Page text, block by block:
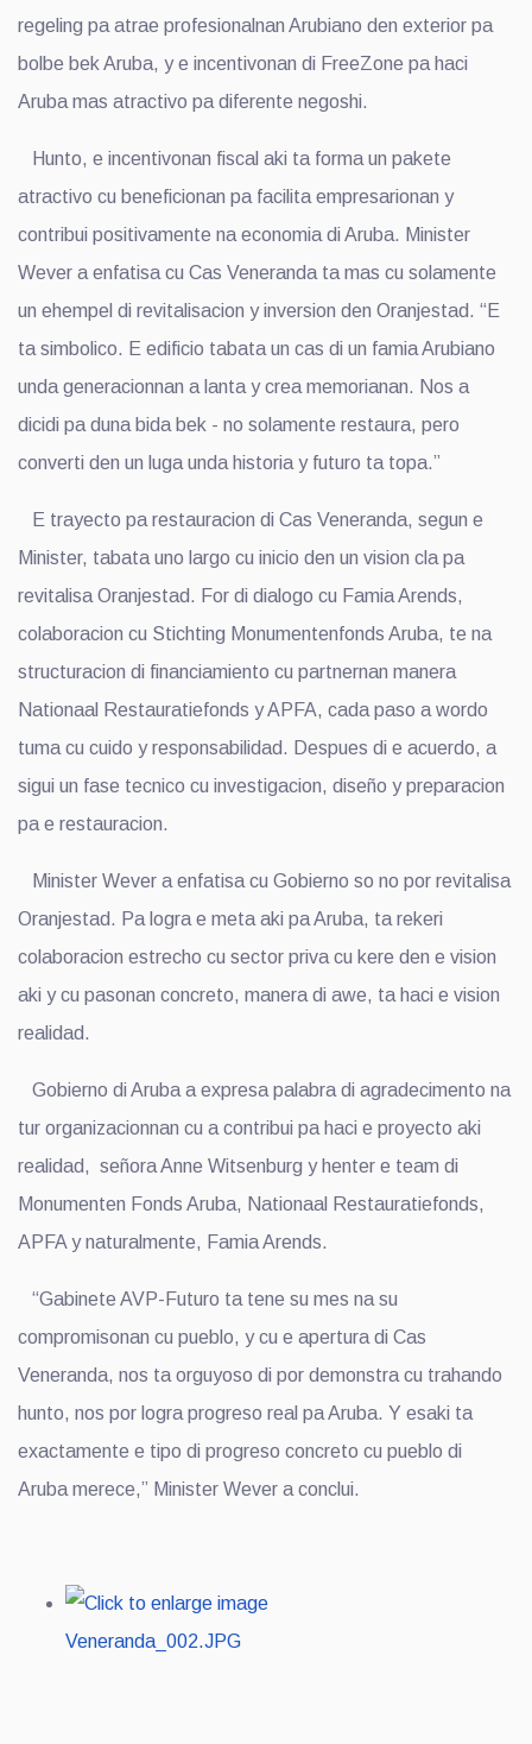
regeling pa atrae profesionalnan Arubiano den exterior pa
bolbe bek Aruba, y e incentivonan di FreeZone pa haci
Aruba mas atractivo pa diferente negoshi.
Hunto, e incentivonan fiscal aki ta forma un pakete
atractivo cu beneficionan pa facilita empresarionan y
contribui positivamente na economia di Aruba. Minister
Wever a enfatisa cu Cas Veneranda ta mas cu solamente
un ehempel di revitalisacion y inversion den Oranjestad. “E
ta simbolico. E edificio tabata un cas di un famia Arubiano
unda generacionnan a lanta y crea memorianan. Nos a
dicidi pa duna bida bek - no solamente restaura, pero
converti den un luga unda historia y futuro ta topa.”
E trayecto pa restauracion di Cas Veneranda, segun e
Minister, tabata uno largo cu inicio den un vision cla pa
revitalisa Oranjestad. For di dialogo cu Famia Arends,
colaboracion cu Stichting Monumentenfonds Aruba, te na
structuracion di financiamiento cu partnernan manera
Nationaal Restauratiefonds y APFA, cada paso a wordo
tuma cu cuido y responsabilidad. Despues di e acuerdo, a
sigui un fase tecnico cu investigacion, diseño y preparacion
pa e restauracion.
Minister Wever a enfatisa cu Gobierno so no por revitalisa
Oranjestad. Pa logra e meta aki pa Aruba, ta rekeri
colaboracion estrecho cu sector priva cu kere den e vision
aki y cu pasonan concreto, manera di awe, ta haci e vision
realidad.
Gobierno di Aruba a expresa palabra di agradecimento na
tur organizacionnan cu a contribui pa haci e proyecto aki
realidad, señora Anne Witsenburg y henter e team di
Monumenten Fonds Aruba, Nationaal Restauratiefonds,
APFA y naturalmente, Famia Arends.
“Gabinete AVP-Futuro ta tene su mes na su
compromisonan cu pueblo, y cu e apertura di Cas
Veneranda, nos ta orguyoso di por demonstra cu trahando
hunto, nos por logra progreso real pa Aruba. Y esaki ta
exactamente e tipo di progreso concreto cu pueblo di
Aruba merece,” Minister Wever a conclui.